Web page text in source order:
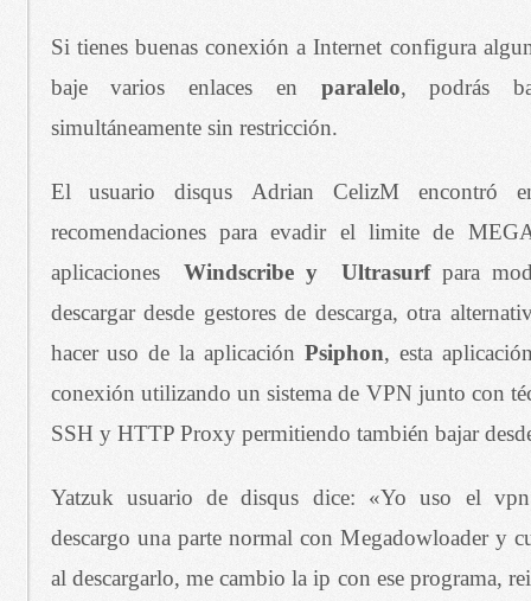
Si tienes buenas conexión a Internet configura
baje varios enlaces en paralelo, podrás
simultáneamente sin restricción.
El usuario disqus Adrian CelizM encontró
recomendaciones para evadir el limite de
aplicaciones Windscribe y Ultrasurfpara
descargar desde gestores de descarga, otra
hacer uso de la aplicación Psiphon, esta
conexión utilizando un sistema de VPN junto con
SSH y HTTP Proxy permitiendo también bajar
Yatzuk usuario de disqus dice: «Yo uso el
descargo una parte normal con Megadowloader y
al descargarlo, me cambio la ip con ese programa,